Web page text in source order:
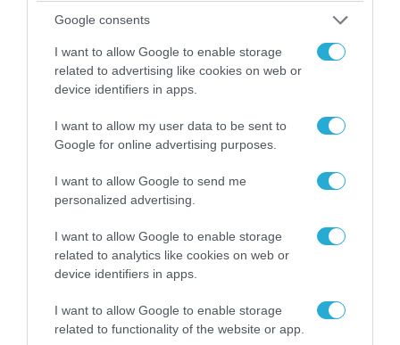
Google consents
I want to allow Google to enable storage
related to advertising like cookies on web or
device identifiers in apps.
I want to allow my user data to be sent to
Google for online advertising purposes.
I want to allow Google to send me
personalized advertising.
I want to allow Google to enable storage
related to analytics like cookies on web or
device identifiers in apps.
I want to allow Google to enable storage
related to functionality of the website or app.
07.08.2026 | 20:02
Κωνσταντίνο Ζούλα από τον ΣΚΑΪ – Ο λόγος της
απομάκρυνσής του